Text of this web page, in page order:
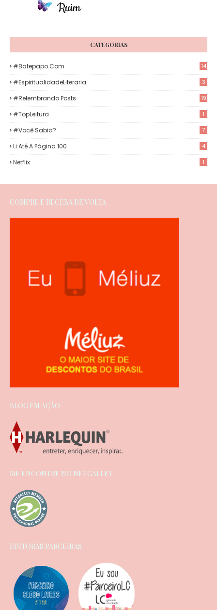
CATEGORIAS
#Batepapo.com 14
#EspiritualidadeLiteraria 3
#Relembrando Posts 19
#TopLeitura 1
#Você Sabia? 7
Li Até A Página 100 4
Netflix 1
COMPRE E RECEBA DE VOLTA
BLOG EM AÇÃO
ME ENCONTRE NO NETGALLEY
EDITORAS PARCEIRAS